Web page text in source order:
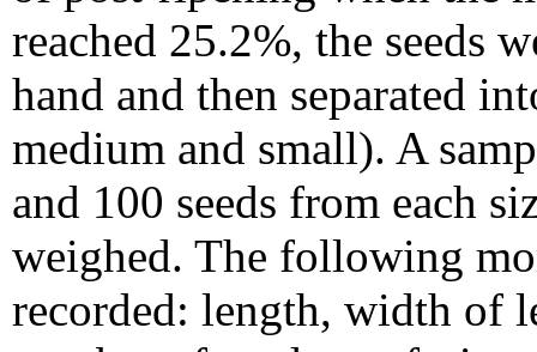
reached 25.2%, the seeds
hand and then separated
medium and small). A
and 100 seeds from each
weighed. The following
recorded: length, width of